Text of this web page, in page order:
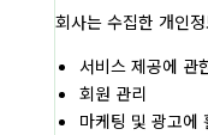
회사는 수집한 개인
서비스 제공에 관
회원 관리
마케팅 및 광고에